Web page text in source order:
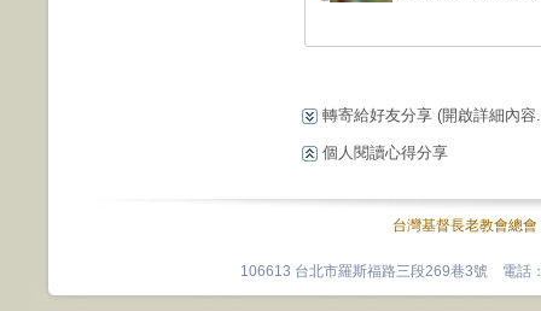
轉寄給好友分享 (開啟詳細內容
個人閱讀心得分享
台灣基督長老教會總會
106613 台北市羅斯福路三段269巷3號 電